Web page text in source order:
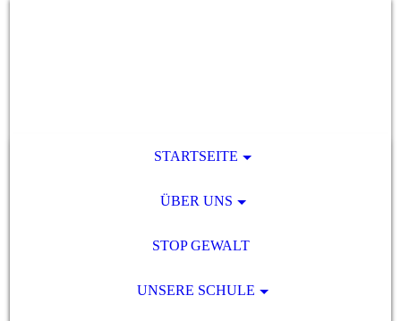
STARTSEITE
ÜBER UNS
STOP GEWALT
UNSERE SCHULE